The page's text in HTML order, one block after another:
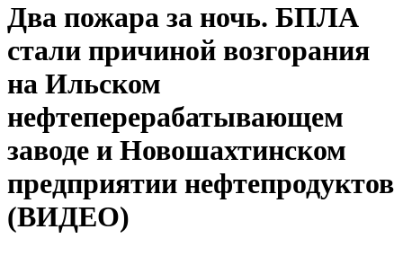
Два пожара за ночь. БПЛА
стали причиной возгорания
на Ильском
нефтеперерабатывающем
заводе и Новошахтинском
предприятии нефтепродуктов
(ВИДЕО)